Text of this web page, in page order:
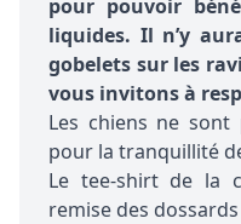
pour pouvoir
liquides. Il n’y
gobelets sur les
vous invitons à
Les chiens ne
pour la tranquillité
Le tee-shirt de la
remise des dossards